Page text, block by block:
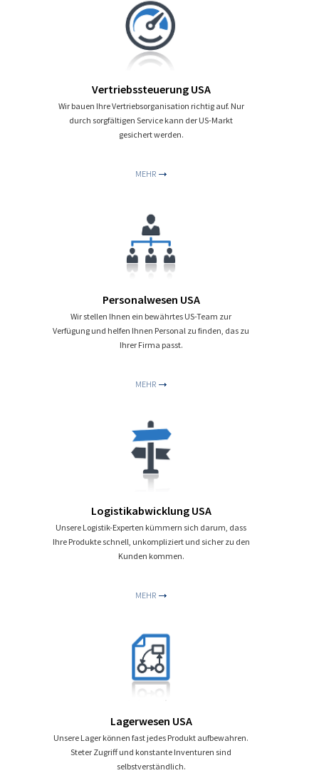
Vertriebssteuerung USA
Wir bauen Ihre Vertriebsorganisation richtig auf. Nur
durch sorgfältigen Service kann der US-Markt
gesichert werden.
MEHR
Personalwesen USA
Wir stellen Ihnen ein bewährtes US-Team zur
Verfügung und helfen Ihnen Personal zu finden, das zu
Ihrer Firma passt.
MEHR
Logistikabwicklung USA
Unsere Logistik-Experten kümmern sich darum, dass
Ihre Produkte schnell, unkompliziert und sicher zu den
Kunden kommen.
MEHR
Lagerwesen USA
Unsere Lager können fast jedes Produkt aufbewahren.
Steter Zugriff und konstante Inventuren sind
selbstverständlich.